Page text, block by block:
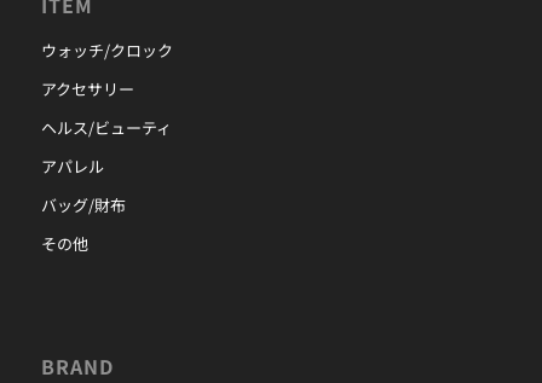
ウォッチ/クロック
アクセサリー
ヘルス/ビューティ
アパレル
バッグ/財布
その他
BRAND